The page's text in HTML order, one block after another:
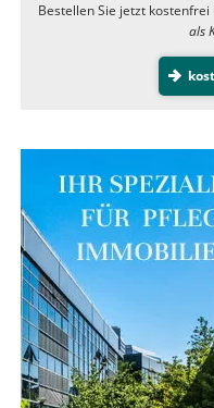
Bestellen Sie jetzt
als